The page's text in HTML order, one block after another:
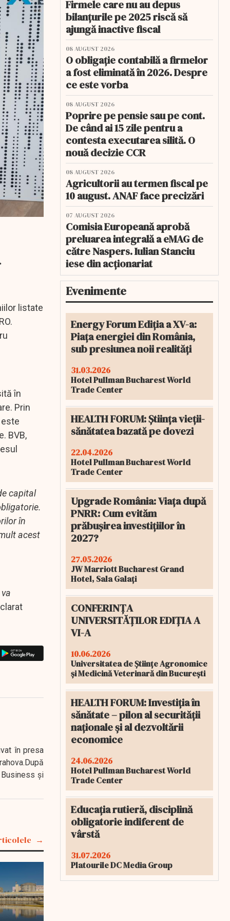
listate
în
Prin
BVB,
capital
în
acest
în presa
şi
Firmele care nu au depus
bilanțurile pe 2025 riscă să
ajungă inactive fiscal
08 AUGUST 2026
O obligație contabilă a firmelor
a fost eliminată în 2026. Despre
ce este vorba
08 AUGUST 2026
Poprire pe pensie sau pe cont.
De când ai 15 zile pentru a
contesta executarea silită. O
nouă decizie CCR
08 AUGUST 2026
Agricultorii au termen fiscal pe
10 august. ANAF face precizări
07 AUGUST 2026
Comisia Europeană aprobă
preluarea integrală a eMAG de
către Naspers. Iulian Stanciu
iese din acționariat
Evenimente
Energy Forum Ediția a XV-a:
Piața energiei din România,
sub presiunea noii realități
31.03.2026
Hotel Pullman Bucharest World
Trade Center
HEALTH FORUM: Știința vieții-
sănătatea bazată pe dovezi
22.04.2026
Hotel Pullman Bucharest World
Trade Center
Upgrade România: Viața după
PNRR: Cum evităm
prăbușirea investițiilor în
2027?
27.05.2026
JW Marriott Bucharest Grand
Hotel, Sala Galați
CONFERINȚA
UNIVERSITĂȚILOR EDIȚIA A
VI-A
10.06.2026
Universitatea de Științe Agronomice
și Medicină Veterinară din București
HEALTH FORUM: Investiția în
sănătate – pilon al securității
naționale și al dezvoltării
economice
24.06.2026
Hotel Pullman Bucharest World
Trade Center
Educația rutieră, disciplină
obligatorie indiferent de
vârstă
31.07.2026
Platourile DC Media Group